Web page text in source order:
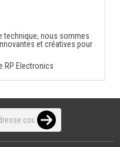
technique, nous sommes
et créatives pour
RP Electronics